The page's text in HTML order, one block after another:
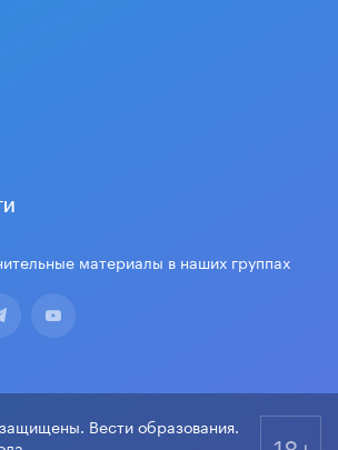
материалы в наших группах
Вести образования.